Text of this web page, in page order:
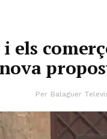
els
nova
Per Balaguer